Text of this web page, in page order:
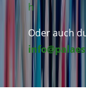
h
Oder auch